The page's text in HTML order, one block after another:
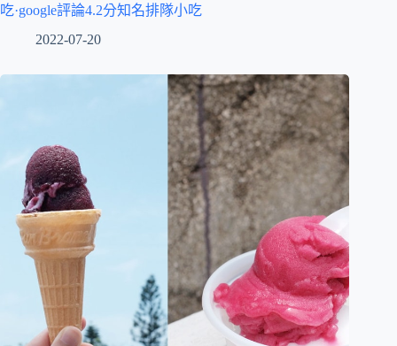
吃·google評論4.2分知名排隊小吃
2022-07-20